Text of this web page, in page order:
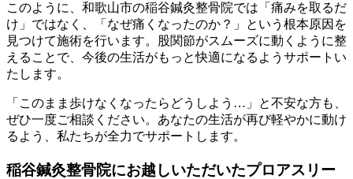
このように、和歌山市の稲谷鍼灸整骨院では「痛みを取るだ
け」ではなく、「なぜ痛くなったのか？」という根本原因を
見つけて施術を行います。股関節がスムーズに動くように整
えることで、今後の生活がもっと快適になるようサポートい
たします。
「このまま歩けなくなったらどうしよう…」と不安な方も、
ぜひ一度ご相談ください。あなたの生活が再び軽やかに動け
るよう、私たちが全力でサポートします。
稲谷鍼灸整骨院にお越しいただいたプロアスリー